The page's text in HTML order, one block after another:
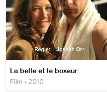
La belle et le boxeur
Film • 2010